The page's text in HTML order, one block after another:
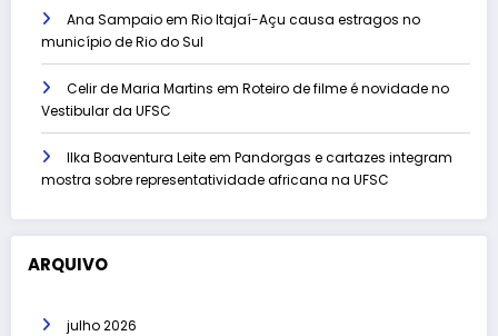
Ana Sampaioem Rio Itajaí-Açu causa estragos no
município de Rio do Sul
Celir de Maria Martins em Roteiro de filme é novidade no
Vestibular da UFSC
Ilka Boaventura Leiteem Pandorgas e cartazes integram
mostra sobre representatividade africana na UFSC
ARQUIVO
julho 2026